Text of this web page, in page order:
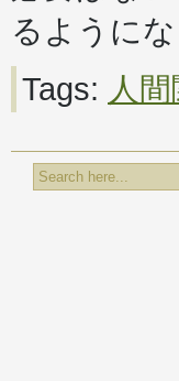
るように
Tags: 人